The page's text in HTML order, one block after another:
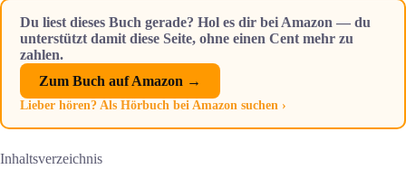
Du liest dieses Buch gerade? Hol es dir bei Amazon — du
unterstützt damit diese Seite, ohne einen Cent mehr zu
zahlen.
Zum Buch auf Amazon →
Lieber hören? Als Hörbuch bei Amazon suchen ›
Inhaltsverzeichnis